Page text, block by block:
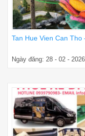
Tan Hue Vien Can Tho
Ngày đăng: 28 - 02 - 2026